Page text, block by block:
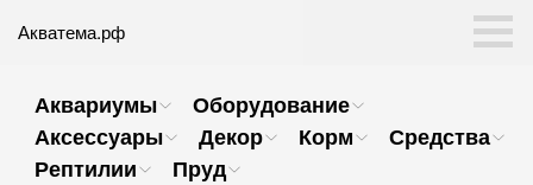
Акватема.рф
Аквариумы
Оборудование
Аксессуары
Декор Корм
Средства
Рептилии
Пруд